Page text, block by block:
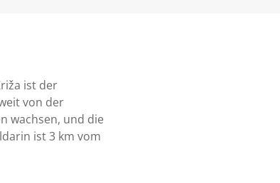
ist der
von der
wachsen, und die
ist 3 km vom